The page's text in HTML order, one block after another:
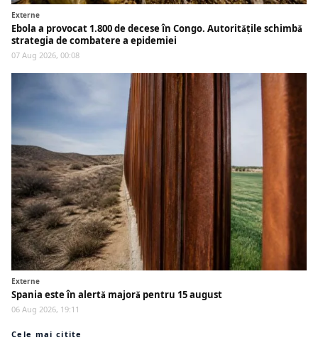
Externe
Ebola a provocat 1.800 de decese în Congo. Autoritățile schimbă
strategia de combatere a epidemiei
07 Aug 2026, 00:08
Externe
Spania este în alertă majoră pentru 15 august
06 Aug 2026, 19:11
Cele mai citite